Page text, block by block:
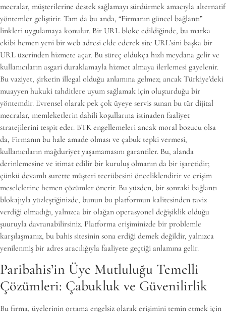
mecralar, müşterilerine destek sağlamayı sürdürmek amacıyla alternatif
yöntemler geliştirir. Tam da bu anda, “Firmanın güncel bağlantı”
linkleri uygulamaya konulur. Bir URL bloke edildiğinde, bu marka
ekibi hemen yeni bir web adresi elde ederek site URL’sini başka bir
URL üzerinden hizmete açar. Bu süreç oldukça hızlı meydana gelir ve
kullanıcıların asgari duraklamayla hizmet almaya ilerlemesi gayelenir.
Bu vaziyet, şirketin illegal olduğu anlamına gelmez; ancak Türkiye’deki
muayyen hukuki tahditlere uyum sağlamak için oluşturduğu bir
yöntemdir. Evrensel olarak pek çok üyeye servis sunan bu tür dijital
mecralar, memleketlerin dahili koşullarına istinaden faaliyet
stratejilerini tespit eder. BTK engellemeleri ancak moral bozucu olsa
da, Firmanın bu hale amade olması ve çabuk tepki vermesi,
kullanıcıların mağduriyet yaşamamasını garantiler. Bu, alanda
derinlemesine ve itimat edilir bir kuruluş olmanın da bir işaretidir;
çünkü devamlı surette müşteri tecrübesini önceliklendirir ve erişim
meselelerine hemen çözümler önerir. Bu yüzden, bir sonraki bağlantı
blokajıyla yüzleştiğinizde, bunun bu platformun kalitesinden taviz
verdiği olmadığı, yalnızca bir olağan operasyonel değişiklik olduğu
şuuruyla davranabilirsiniz. Platforma erişiminizde bir problemle
karşılaşmanız, bu bahis sitesinin sona erdiği demek değildir, yalnızca
yenilenmiş bir adres aracılığıyla faaliyete geçtiği anlamına gelir.
Paribahis’in Üye Mutluluğu Temelli
Çözümleri: Çabukluk ve Güvenilirlik
Bu firma, üyelerinin ortama engelsiz olarak erişimini temin etmek için